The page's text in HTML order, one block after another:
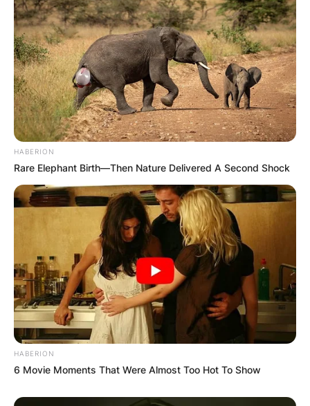
принцип. Како оваа посветеност ја
обликуваше репутацијата на фармата?
– Тоа наше мото нè изгради до еден мал
бренд за производство на домашни јајца. Во
државава, но и на Балканот се случува да
нарачаме производ и да добиеме нешто
сосема различно. Ние тргнавме од тоа мото
дека тоа што сме се договориле, тоа ќе го
испорачаме во точно договорено време и
место. Затоа„Наша Фарма“произведува и
ги носи производите до купувачите, нема
никакви посредници меѓу нас и купувачот.
Луѓето сега немаат време да шетаат по
маркети и да трошат време за да бараат
различни производи и намирници. Многу е
полесно кога вие ќе им ги сервирате
производите до дома и тие да бидат со
врвен квалитет. Кај нас во фармата нема
застој, сите јајца се порачани дури
HABERION
Rare Elephant Birth—Then Nature Delivered A Second Shock
HABERION
6 Movie Moments That Were Almost Too Hot To Show